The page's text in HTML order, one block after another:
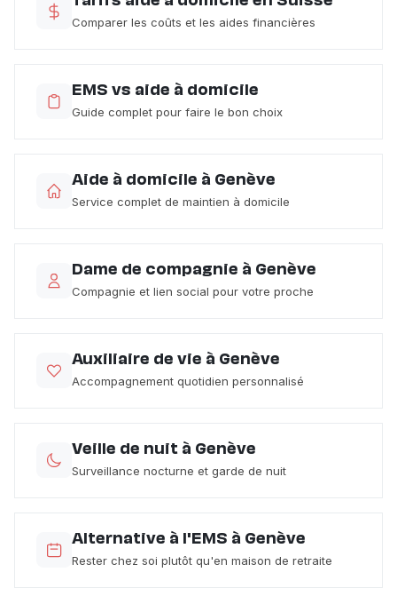
Comparer les coûts et les aides financières
EMS vs aide à domicile
Guide complet pour faire le bon choix
Aide à domicile à Genève
Service complet de maintien à domicile
Dame de compagnie à Genève
Compagnie et lien social pour votre proche
Auxiliaire de vie à Genève
Accompagnement quotidien personnalisé
Veille de nuit à Genève
Surveillance nocturne et garde de nuit
Alternative à l'EMS à Genève
Rester chez soi plutôt qu'en maison de retraite